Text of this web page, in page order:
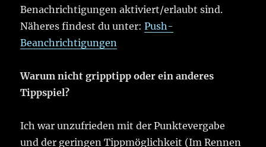
Benachrichtigungen aktiviert/erlaubt sind.
Näheres findest du unter:Push-
Beanchrichtigungen
Warum nicht gripptipp oder ein anderes
Tippspiel?
Ich war unzufrieden mit der Punktevergabe
und der geringen Tippmöglichkeit (Im Rennen